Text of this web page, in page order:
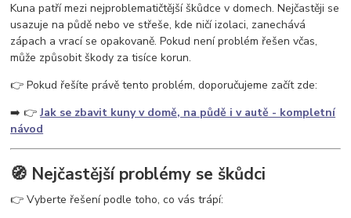
Kuna patří mezi nejproblematičtější škůdce v domech. Nejčastěji se
usazuje na půdě nebo ve střeše, kde ničí izolaci, zanechává
zápach a vrací se opakovaně. Pokud není problém řešen včas,
může způsobit škody za tisíce korun.
👉 Pokud řešíte právě tento problém, doporučujeme začít zde:
➡️ 👉Jak se zbavit kuny v domě, na půdě i v autě - kompletní
návod
🧭 Nejčastější problémy se škůdci
👉 Vyberte řešení podle toho, co vás trápí: